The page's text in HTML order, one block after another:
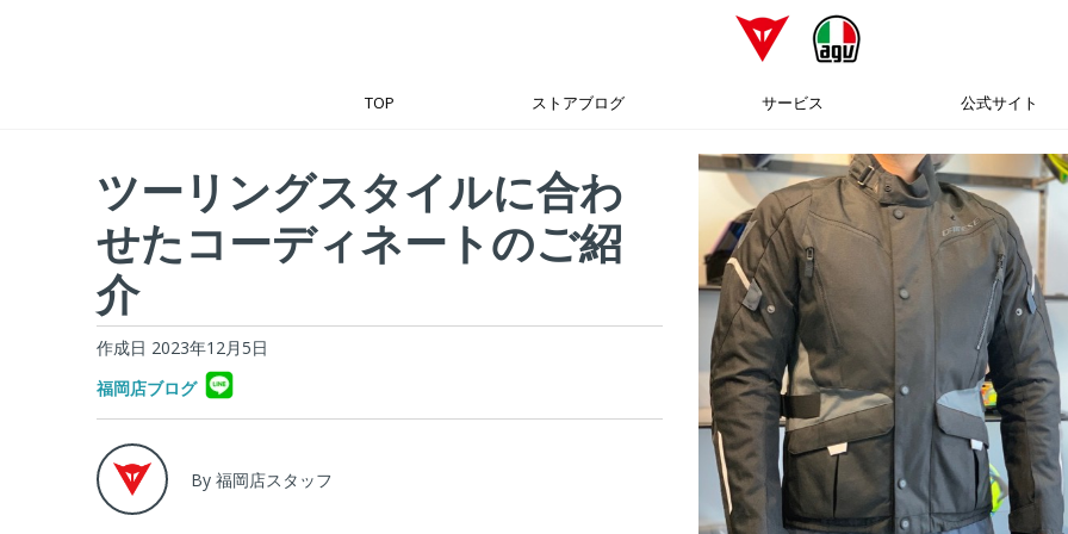
TOP ストアブログ サービス 公式サイト
ツーリングスタイルに合わ
せたコーディネートのご紹
介
作成日 2023年12月5日
福岡店ブログ
By 福岡店スタッフ